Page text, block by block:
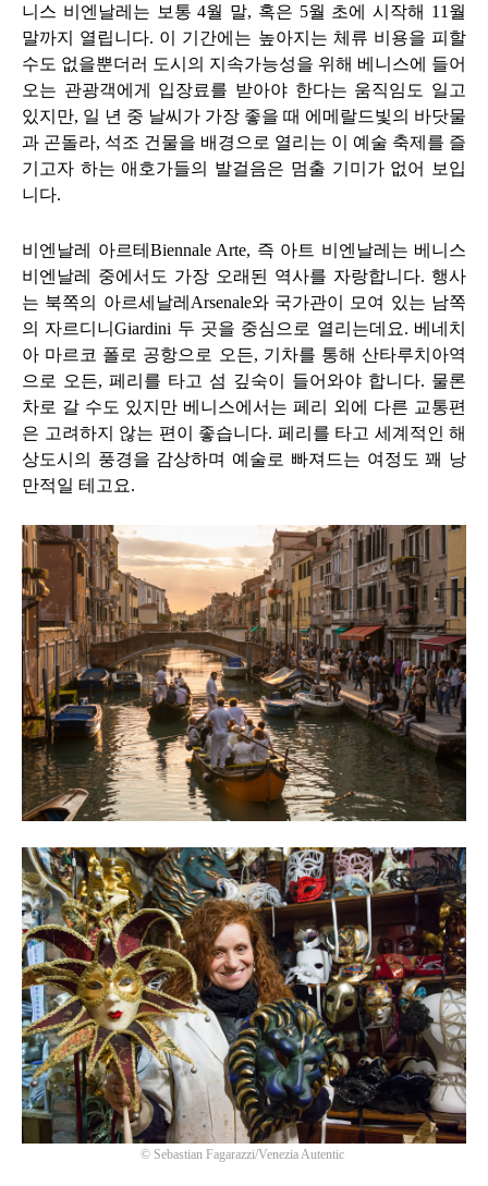
니스 비엔날레는 보통4월 말, 혹은 5월 초에 시작해 11 월
말까지 열립니다. 이 기간에는 높아지는 체류 비용을 피할
수도 없을뿐더러 도시의 지속가능성을 위해 베니스에 들어
오는 관광객에게 입장료를 받아야 한다는 움직임도 일고
있지만, 일 년 중 날씨가 가장 좋을 때 에메랄드빛의 바닷물
과 곤돌라, 석조 건물을 배경으로 열리는 이 예술 축제를 즐
기고자 하는 애호가들의 발걸음은 멈출 기미가 없어 보입
니다.
비엔날레 아르테 Biennale Arte, 즉 아트 비엔날레는 베니스
비엔날레 중에서도 가장 오래된 역사를 자랑합니다. 행사
는 북쪽의 아르세날레 Arsenale와 국가관이 모여 있는 남쪽
의 자르디니Giardini 두 곳을 중심으로 열리는데요. 베네치
아 마르코 폴로 공항으로 오든, 기차를 통해 산타루치아역
으로 오든, 페리를 타고 섬 깊숙이 들어와야 합니다. 물론
차로 갈 수도 있지만 베니스에서는 페리 외에 다른 교통편
은 고려하지 않는 편이 좋습니다. 페리를 타고 세계적인 해
상도시의 풍경을 감상하며 예술로 빠져드는 여정도 꽤 낭
만적일 테고요.
© Sebastian Fagarazzi/Venezia Autentic